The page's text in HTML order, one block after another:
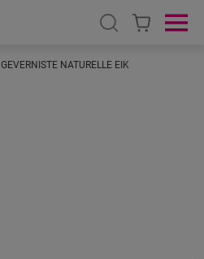
Open search
GEVERNISTE NATURELLE EIK